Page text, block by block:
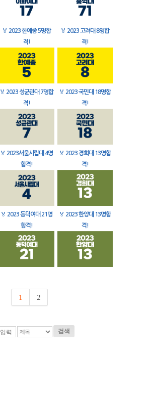
🏅 2023 한예종 5명합
격!
🏅 2023 고려대 8명합
격!
🏅 2023 성균관대 7명합
격!
🏅 2023 국민대 18명합
격!
🏅 2023서울시립대 4명
합격!
🏅 2023 경희대 13명합
격!
🏅 2023 동덕여대 21명
합격!
🏅 2023 한양대 13명합
격!
1 2
검색